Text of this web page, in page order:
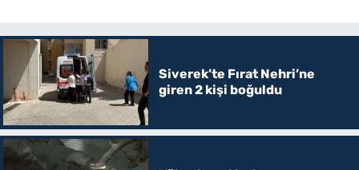
Siverek’te Fırat Nehri’ne
giren 2 kişi boğuldu